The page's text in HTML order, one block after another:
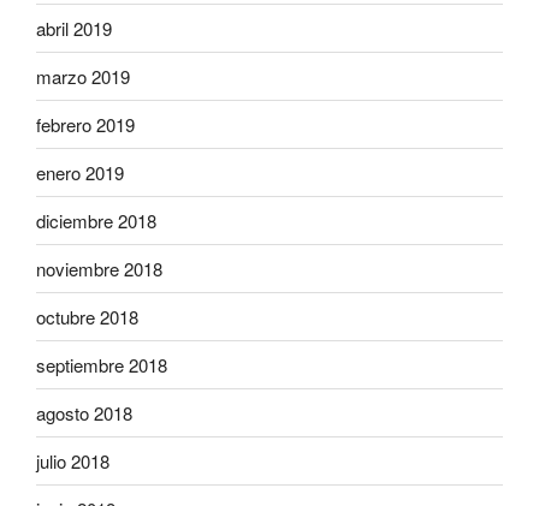
abril 2019
marzo 2019
febrero 2019
enero 2019
diciembre 2018
noviembre 2018
octubre 2018
septiembre 2018
agosto 2018
julio 2018